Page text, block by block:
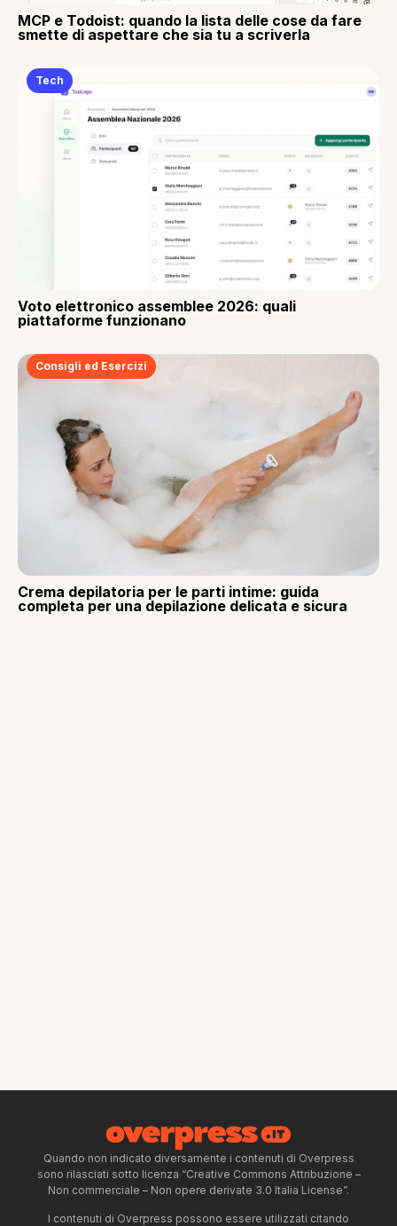
MCP e Todoist: quando la lista delle cose da fare
smette di aspettare che sia tu a scriverla
Tech
Voto elettronico assemblee 2026: quali
piattaforme funzionano
Consigli ed Esercizi
Crema depilatoria per le parti intime: guida
completa per una depilazione delicata e sicura
Quando non indicato diversamente i contenuti di Overpress
sono rilasciati sotto licenza “Creative Commons Attribuzione –
Non commerciale – Non opere derivate 3.0 Italia License”.
I contenuti di Overpress possono essere utilizzati citando